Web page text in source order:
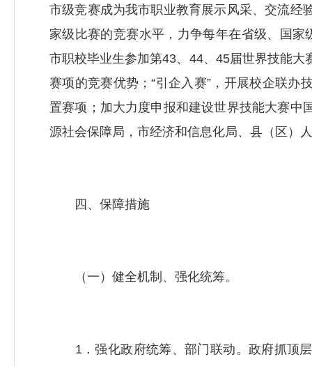
市级竞赛成为我市职业教育展示风采、交流经
家级比赛的竞赛水平，力争每年在省级、国
市职校毕业生参加第43、44、45届世界技能
赛项的竞赛优势；“引企入赛”，开展校企联办
置赛项；加大力度申报和建设世界技能大赛中
源社会保障局 ，市经济和信息化局、县（区）
四、保障措施
（一）健全机制、强化统筹。
1．强化政府统筹、部门联动。政府抓顶层